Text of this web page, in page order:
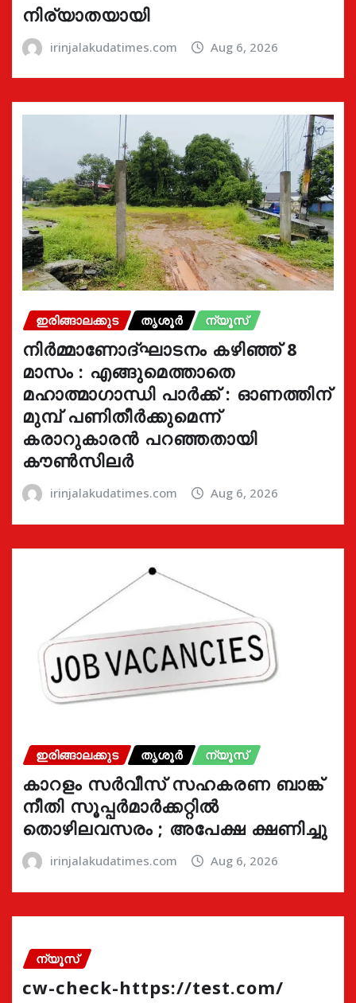
നിര്യാതയായി
irinjalakudatimes.com Aug 6, 2026
ഇരിങ്ങാലക്കുട തൃശൂർ ന്യൂസ്
നിർമ്മാണോദ്ഘാടനം കഴിഞ്ഞ് 8
മാസം : എങ്ങുമെത്താതെ
മഹാത്മാഗാന്ധി പാർക്ക് : ഓണത്തിന്
മുമ്പ് പണിതീർക്കുമെന്ന്
കരാറുകാരൻ പറഞ്ഞതായി
കൗൺസിലർ
irinjalakudatimes.com Aug 6, 2026
ഇരിങ്ങാലക്കുട തൃശൂർ ന്യൂസ്
കാറളം സർവീസ് സഹകരണ ബാങ്ക്
നീതി സൂപ്പർമാർക്കറ്റിൽ
തൊഴിലവസരം ; അപേക്ഷ ക്ഷണിച്ചു
irinjalakudatimes.com Aug 6, 2026
ന്യൂസ്
cw-check-https://test.com/